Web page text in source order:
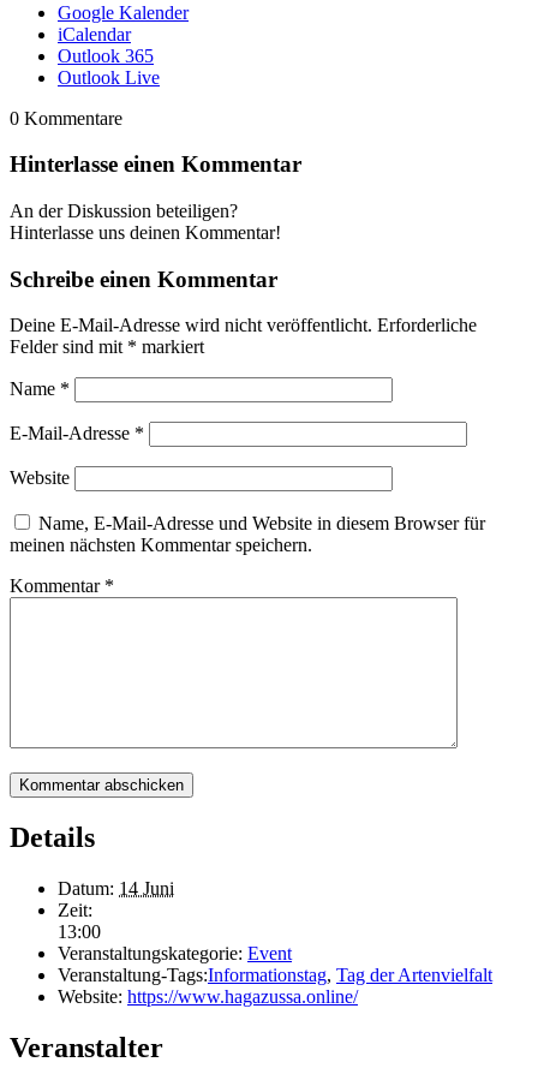
Google Kalender
iCalendar
Outlook 365
Outlook Live
0 Kommentare
Hinterlasse einen Kommentar
An der Diskussion beteiligen?
Hinterlasse uns deinen Kommentar!
Schreibe einen Kommentar
Deine E-Mail-Adresse wird nicht veröffentlicht. Erforderliche
Felder sind mit * markiert
Name *
E-Mail-Adresse *
Website
Name, E-Mail-Adresse und Website in diesem Browser für
meinen nächsten Kommentar speichern.
Kommentar *
Details
Datum: 14 Juni
Zeit:
13:00
Veranstaltungskategorie: Event
Veranstaltung-Tags:Informationstag, Tag der Artenvielfalt
Website: https://www.hagazussa.online/
Veranstalter